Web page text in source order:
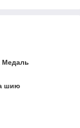
Медаль
шию